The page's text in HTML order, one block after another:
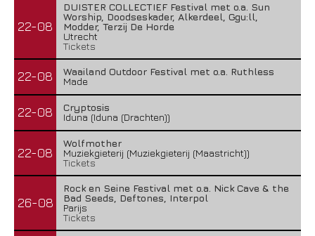
22-08
DUISTER COLLECTIEF Festival met o.a. Sun
Worship, Doodseskader, Alkerdeel, Ggu:ll,
Modder, Terzij De Horde
Utrecht
Tickets
22-08
Waailand Outdoor Festival met o.a. Ruthless
Made
22-08
Cryptosis
Iduna (Iduna (Drachten))
22-08
Wolfmother
Muziekgieterij (Muziekgieterij (Maastricht))
Tickets
26-08
Rock en Seine Festival met o.a. Nick Cave & the
Bad Seeds, Deftones, Interpol
Parijs
Tickets